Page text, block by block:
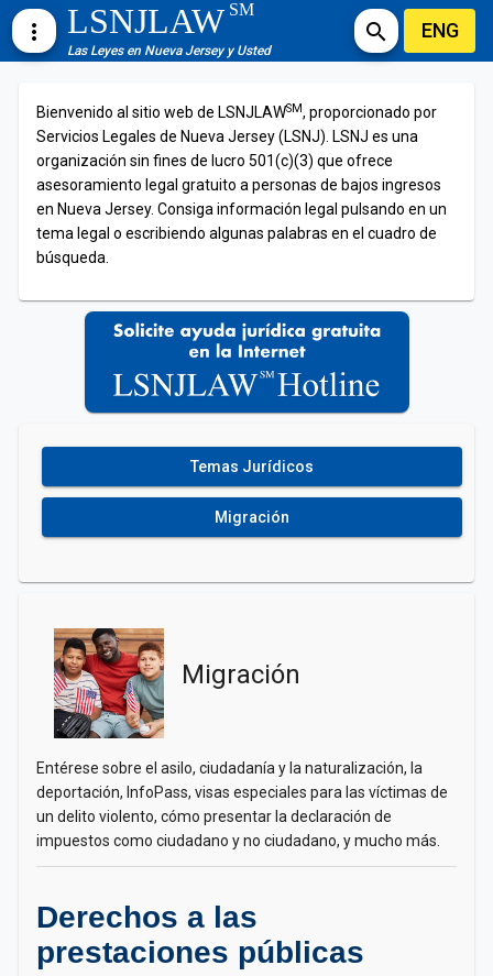
more_vert LSNJLAWSM
Las Leyes en Nueva Jersey y Usted
search ENG
Bienvenido al sitio web de LSNJLAWSM, proporcionado por
Servicios Legales de Nueva Jersey (LSNJ). LSNJ es una
organización sin fines de lucro 501(c)(3) que ofrece
asesoramiento legal gratuito a personas de bajos ingresos
en Nueva Jersey. Consiga información legal pulsando en un
tema legal o escribiendo algunas palabras en el cuadro de
búsqueda.
Temas Jurídicos
Migración
Migración
Entérese sobre el asilo, ciudadanía y la naturalización, la
deportación, InfoPass, visas especiales para las víctimas de
un delito violento, cómo presentar la declaración de
impuestos como ciudadano y no ciudadano, y mucho más.
Derechos a las
prestaciones públicas